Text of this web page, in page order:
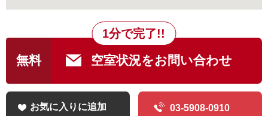
無料 空室状況をお問い合わせ
1分で完了!!
お気に入りに追加 03-5908-0910